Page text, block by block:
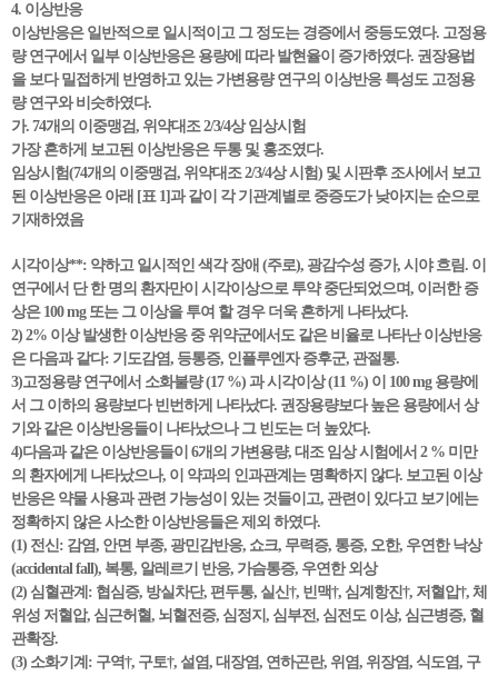
4. 이상반응
이상반응은 일반적으로 일시적이고 그 정도는 경증에서 중등도였다. 고정용
량 연구에서 일부 이상반응은 용량에 따라 발현율이 증가하였다. 권장용법
을 보다 밀접하게 반영하고 있는 가변용량 연구의 이상반응 특성도 고정용
량 연구와 비슷하였다.
가. 74개의 이중맹검, 위약대조 2/3/4상 임상시험
가장 흔하게 보고된 이상반응은 두통 및 홍조였다.
임상시험(74개의 이중맹검, 위약대조 2/3/4상 시험) 및 시판후 조사에서 보고
된 이상반응은 아래 [표 1]과 같이 각 기관계별로 중증도가 낮아지는 순으로
기재하였음
시각이상**: 약하고 일시적인 색각 장애 (주로), 광감수성 증가, 시야 흐림. 이
연구에서 단 한 명의 환자만이 시각이상으로 투약 중단되었으며, 이러한 증
상은 100 mg 또는 그 이상을 투여 할 경우 더욱 흔하게 나타났다.
2) 2% 이상 발생한 이상반응 중 위약군에서도 같은 비율로 나타난 이상반응
은 다음과 같다: 기도감염, 등통증, 인플루엔자 증후군, 관절통.
3)고정용량 연구에서 소화불량 (17 %) 과 시각이상 (11 %) 이 100 mg 용량에
서 그 이하의 용량보다 빈번하게 나타났다. 권장용량보다 높은 용량에서 상
기와 같은 이상반응들이 나타났으나 그 빈도는 더 높았다.
4)다음과 같은 이상반응들이 6개의 가변용량, 대조 임상 시험에서 2 % 미만
의 환자에게 나타났으나, 이 약과의 인과관계는 명확하지 않다. 보고된 이상
반응은 약물 사용과 관련 가능성이 있는 것들이고, 관련이 있다고 보기에는
정확하지 않은 사소한 이상반응들은 제외 하였다.
(1) 전신: 감염, 안면 부종, 광민감반응, 쇼크, 무력증, 통증, 오한, 우연한 낙상
(accidental fall), 복통, 알레르기 반응, 가슴통증, 우연한 외상
(2) 심혈관계: 협심증, 방실차단, 편두통, 실신†, 빈맥†, 심계항진†, 저혈압†, 체
위성 저혈압, 심근허혈, 뇌혈전증, 심정지, 심부전, 심전도 이상, 심근병증, 혈
관확장.
(3) 소화기계: 구역†, 구토†, 설염, 대장염, 연하곤란, 위염, 위장염, 식도염, 구